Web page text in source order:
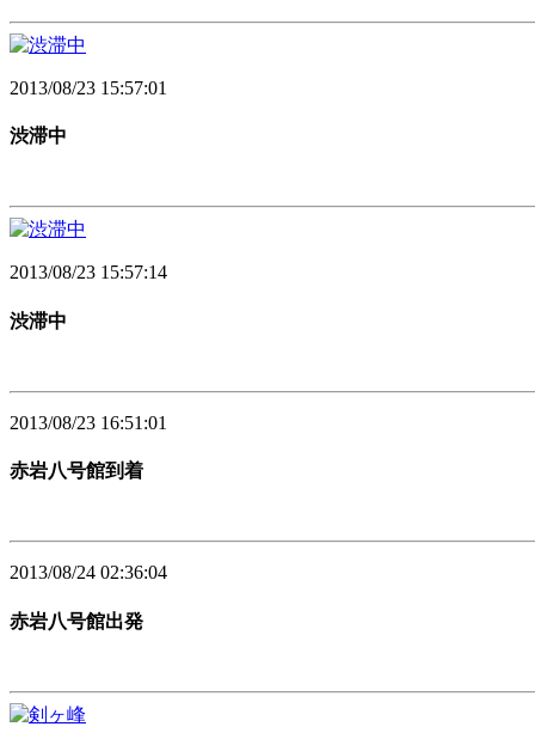
2013/08/23 15:57:01
渋滞中
2013/08/23 15:57:14
渋滞中
2013/08/23 16:51:01
赤岩八号館到着
2013/08/24 02:36:04
赤岩八号館出発